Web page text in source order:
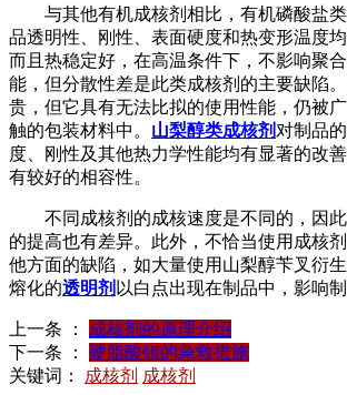
与其他有机成核剂相比，有机磷酸盐类
品透明性、刚性、表面硬度和热变形温度
而且热稳定好，在高温条件下，不影响聚
能，但分散性差是此类成核剂的主要缺陷
贵，但它具有无法比拟的使用性能，仍被
触的包装材料中。 山梨醇类成核剂 对制品
度、刚性及其他热力学性能均有显著的改
有较好的相容性。
不同成核剂的成核速度是不同的，因此
的提高也有差异。此外，不恰当使用成核
他方面的缺陷，如大量使用山梨醇苄叉衍
熔化的透明剂 以白点出现在制品中，影响制
上一条 ：
成核剂的原理介绍
下一条 ：
硬脂酸钡的急救措施
关键词：
成核剂 成核剂